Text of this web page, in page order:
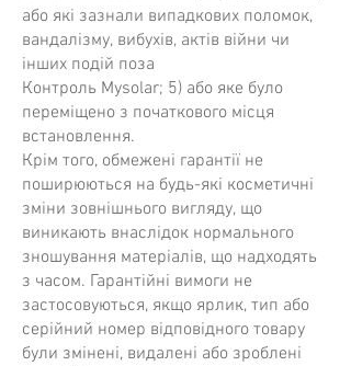
або які зазнали випадкових поломок,
вандалізму, вибухів, актів війни чи
інших подій поза
Контроль Mysolar; 5) або яке було
переміщено з початкового місця
встановлення.
Крім того, обмежені гарантії не
поширюються на будь-які косметичні
зміни зовнішнього вигляду, що
виникають внаслідок нормального
зношування матеріалів, що надходять
з часом. Гарантійні вимоги не
застосовуються, якщо ярлик, тип або
серійний номер відповідного товару
були змінені, видалені або зроблені